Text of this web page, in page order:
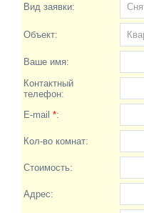
Вид заявки:
Объект:
Ваше имя:
Контактный
телефон:
E-mail *:
Кол-во комнат:
Стоимость:
Адрес: